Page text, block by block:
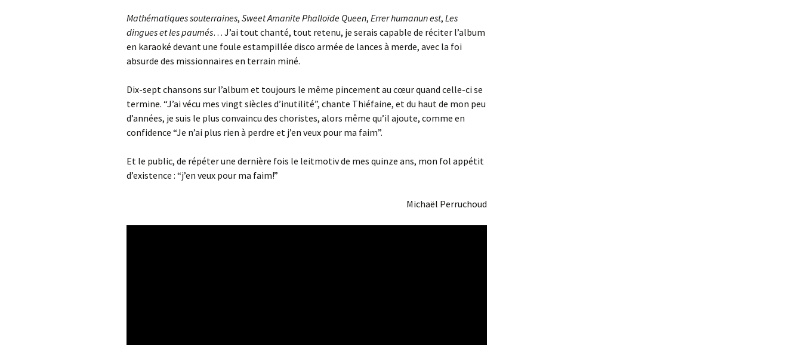
Mathématiques souterraines, Sweet Amanite Phalloïde Queen, Errer humanun est, Les
dingues et les paumés… J’ai tout chanté, tout retenu, je serais capable de réciter l’album
en karaoké devant une foule estampillée disco armée de lances à merde, avec la foi
absurde des missionnaires en terrain miné.
Dix-sept chansons sur l’album et toujours le même pincement au cœur quand celle-ci se
termine. “J’ai vécu mes vingt siècles d’inutilité”, chante Thiéfaine, et du haut de mon peu
d’années, je suis le plus convaincu des choristes, alors même qu’il ajoute, comme en
confidence “Je n’ai plus rien à perdre et j’en veux pour ma faim”.
Et le public, de répéter une dernière fois le leitmotiv de mes quinze ans, mon fol appétit
d’existence : “j’en veux pour ma faim!”
Michaël Perruchoud